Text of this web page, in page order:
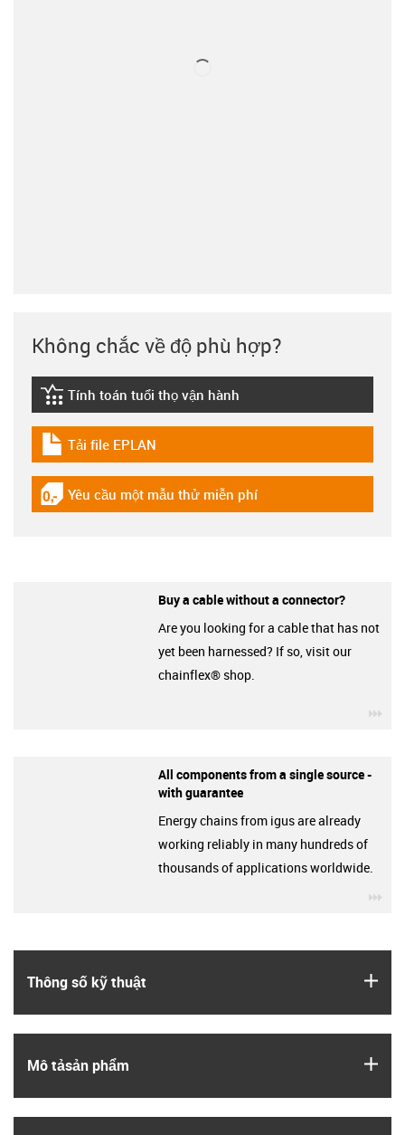
Thông số kỹ thuật
Mô tả­sản phẩm
Không chắc về độ phù hợp?
igus-icon-lebensdauerrechner
Tính toán tuổi thọ vận hành
igus-icon-download-plan
Tải file EPLAN
igus-icon-gratismuster
Yêu cầu một mẫu thử miễn phí
Buy a cable without a connector?
Are you looking for a cable that has not
yet been harnessed? If so, visit our
chainflex® shop.
All components from a single source -
with guarantee
Energy chains from igus are already
working reliably in many hundreds of
thousands of applications worldwide.